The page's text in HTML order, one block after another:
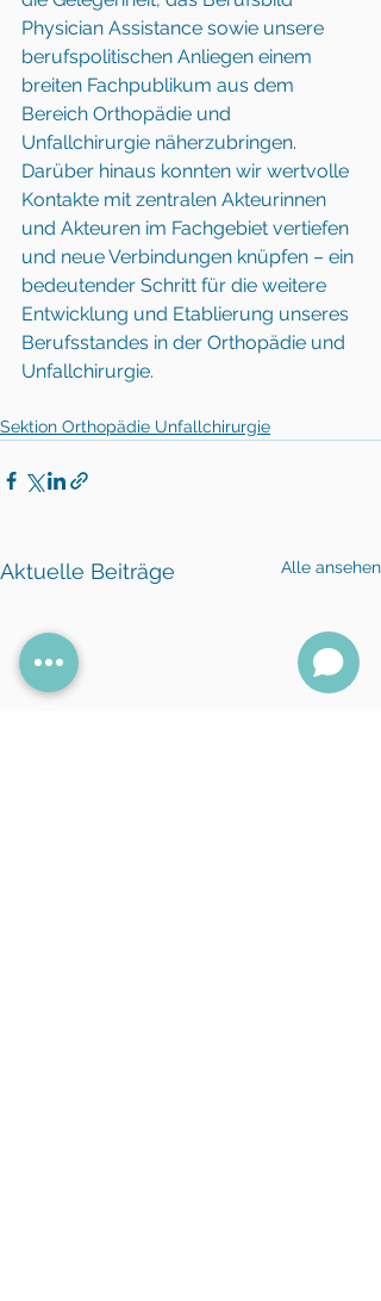
Physician Assistance sowie unsere
berufspolitischen Anliegen einem
breiten Fachpublikum aus dem
Bereich Orthopädie und
Unfallchirurgie näherzubringen.
Darüber hinaus konnten wir wertvolle
Kontakte mit zentralen Akteurinnen
und Akteuren im Fachgebiet vertiefen
und neue Verbindungen knüpfen – ein
bedeutender Schritt für die weitere
Entwicklung und Etablierung unseres
Berufsstandes in der Orthopädie und
Unfallchirurgie.
Sektion Orthopädie Unfallchirurgie
Aktuelle Beiträge Alle ansehen